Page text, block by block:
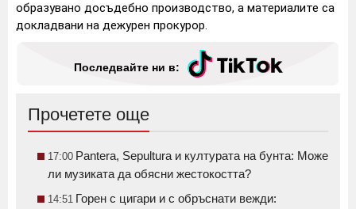
образувано досъдебно производство, а материалите са
докладвани на дежурен прокурор.
Последвайте ни в:
Прочетете още
17:00 Pantera, Sepultura и културата на бунта: Може
ли музиката да обясни жестокостта?
14:51 Горен с цигари и с обръснати вежди: